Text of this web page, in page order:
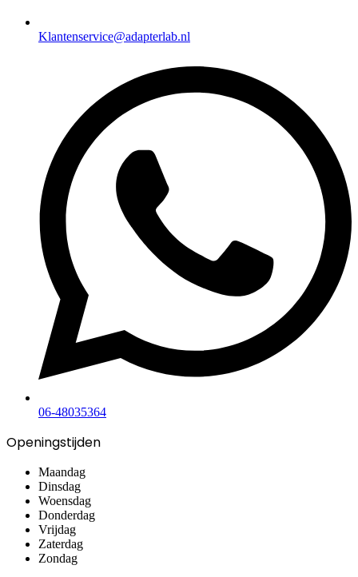
Klantenservice@adapterlab.nl
06-48035364
Openingstijden
Maandag
Dinsdag
Woensdag
Donderdag
Vrijdag
Zaterdag
Zondag